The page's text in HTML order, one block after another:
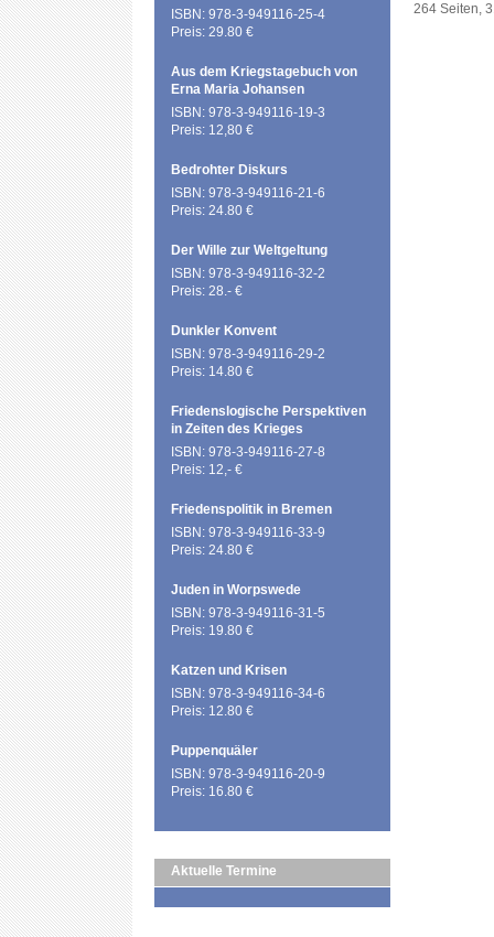
ISBN: 978-3-949116-25-4
Preis: 29.80 €
Aus dem Kriegstagebuch von
Erna Maria Johansen
ISBN: 978-3-949116-19-3
Preis: 12,80 €
Bedrohter Diskurs
ISBN: 978-3-949116-21-6
Preis: 24.80 €
Der Wille zur Weltgeltung
ISBN: 978-3-949116-32-2
Preis: 28.- €
Dunkler Konvent
ISBN: 978-3-949116-29-2
Preis: 14.80 €
Friedenslogische Perspektiven
in Zeiten des Krieges
ISBN: 978-3-949116-27-8
Preis: 12,- €
Friedenspolitik in Bremen
ISBN: 978-3-949116-33-9
Preis: 24.80 €
Juden in Worpswede
ISBN: 978-3-949116-31-5
Preis: 19.80 €
Katzen und Krisen
ISBN: 978-3-949116-34-6
Preis: 12.80 €
Puppenquäler
ISBN: 978-3-949116-20-9
Preis: 16.80 €
Aktuelle Termine
264 Seiten,